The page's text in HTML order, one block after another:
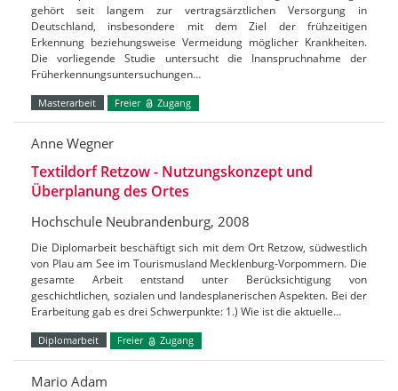
gehört seit langem zur vertragsärztlichen Versorgung in
Deutschland, insbesondere mit dem Ziel der frühzeitigen
Erkennung beziehungsweise Vermeidung möglicher Krankheiten.
Die vorliegende Studie untersucht die Inanspruchnahme der
Früherkennungsuntersuchungen…
Masterarbeit Freier Zugang
Anne Wegner
Textildorf Retzow - Nutzungskonzept und
Überplanung des Ortes
Hochschule Neubrandenburg, 2008
Die Diplomarbeit beschäftigt sich mit dem Ort Retzow, südwestlich
von Plau am See im Tourismusland Mecklenburg-Vorpommern. Die
gesamte Arbeit entstand unter Berücksichtigung von
geschichtlichen, sozialen und landesplanerischen Aspekten. Bei der
Erarbeitung gab es drei Schwerpunkte: 1.) Wie ist die aktuelle…
Diplomarbeit Freier Zugang
Mario Adam